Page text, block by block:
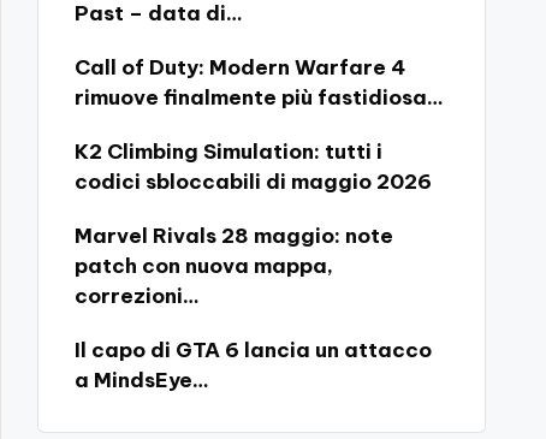
Past – data di…
Call of Duty: Modern Warfare 4
rimuove finalmente più fastidiosa…
K2 Climbing Simulation: tutti i
codici sbloccabili di maggio 2026
Marvel Rivals 28 maggio: note
patch con nuova mappa,
correzioni…
Il capo di GTA 6 lancia un attacco
a MindsEye…